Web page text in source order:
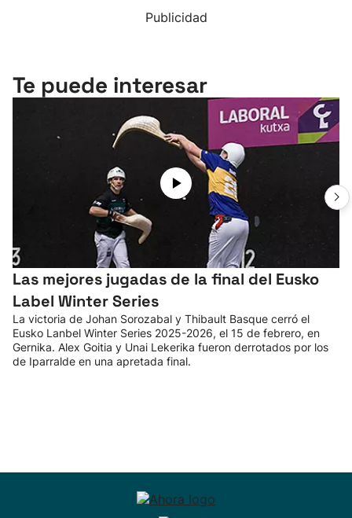
Publicidad
Te puede interesar
Las mejores jugadas de la final del Eusko
Label Winter Series
La victoria de Johan Sorozabal y Thibault Basque cerró el
Eusko Lanbel Winter Series 2025-2026, el 15 de febrero, en
Gernika. Alex Goitia y Unai Lekerika fueron derrotados por los
de Iparralde en una apretada final.